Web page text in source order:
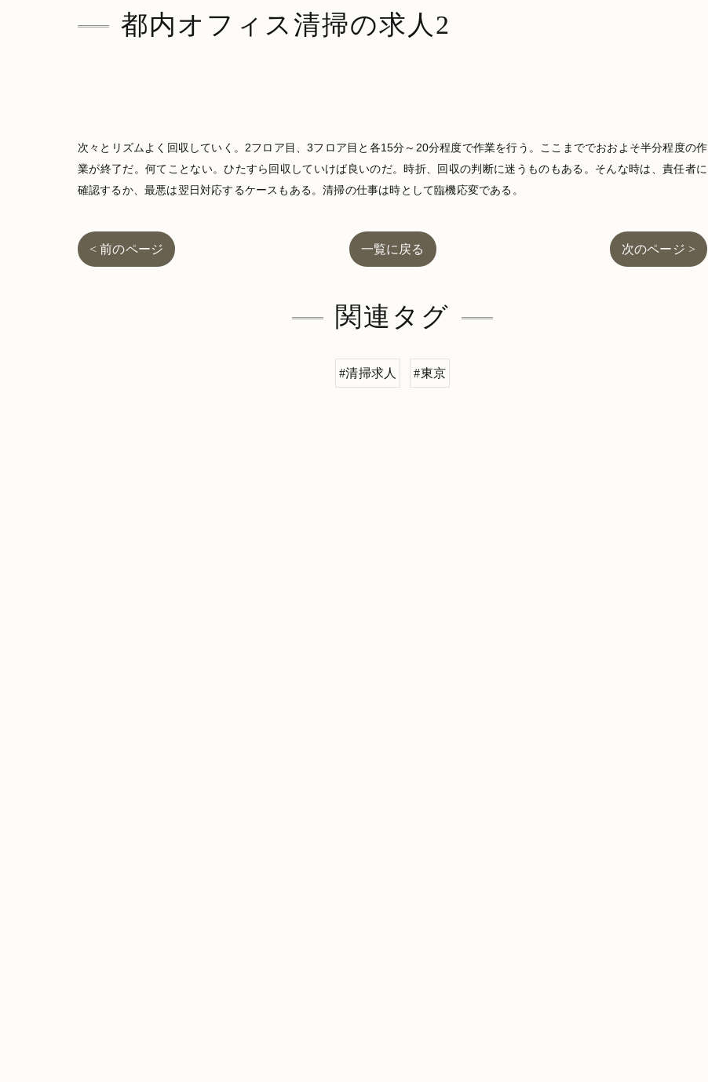
都内オフィス清掃の求人2
次々とリズムよく回収していく。2フロア目、3フロア目と各15分～20分程度で作業を行う。ここまででおおよそ半分程度の作
業が終了だ。何てことない。ひたすら回収していけば良いのだ。時折、回収の判断に迷うものもある。そんな時は、責任者に
確認するか、最悪は翌日対応するケースもある。清掃の仕事は時として臨機応変である。
< 前のページ 一覧に戻る 次のページ >
関連タグ
#清掃求人 #東京